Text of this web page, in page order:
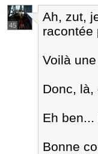
45
Ah, zut,
racontée
Voilà
Donc, là,
Eh
Bonne